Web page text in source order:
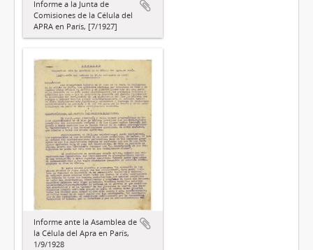
Informe a la Junta de
Comisiones de la Célula del
APRA en París, [7/1927]
Informe ante la Asamblea de
la Célula del Apra en París,
1/9/1928